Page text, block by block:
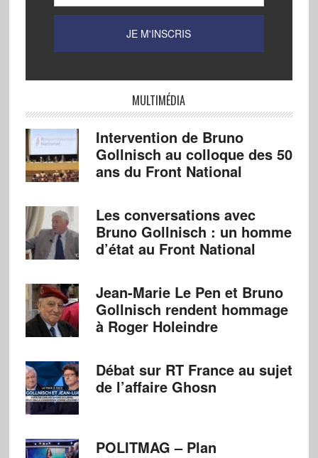
MULTIMÉDIA
Intervention de Bruno
Gollnisch au colloque des 50
ans du Front National
Les conversations avec
Bruno Gollnisch : un homme
d’état au Front National
Jean-Marie Le Pen et Bruno
Gollnisch rendent hommage
à Roger Holeindre
Débat sur RT France au sujet
de l’affaire Ghosn
POLITMAG – Plan